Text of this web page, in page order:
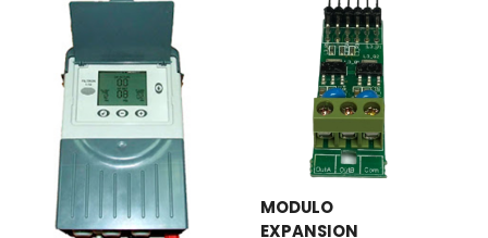
MODULO
EXPANSION